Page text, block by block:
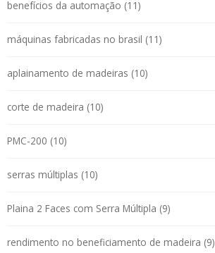
benefícios da automação (11)
máquinas fabricadas no brasil (11)
aplainamento de madeiras (10)
corte de madeira (10)
PMC-200 (10)
serras múltiplas (10)
Plaina 2 Faces com Serra Múltipla (9)
rendimento no beneficiamento de madeira (9)